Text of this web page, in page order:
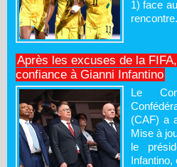
1) face
Après les excuses de la
confiance à Gianni Infantino
Le
(CAF) a
Mise à
le
Infantino,